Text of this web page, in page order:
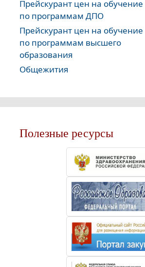
Прейскурант цен на обучение
по программам ДПО
Прейскурант цен на обучение
по программам высшего
образования
Общежития
Полезные ресурсы